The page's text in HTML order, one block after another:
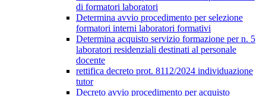
di formatori laboratori
Determina avvio procedimento per selezione
formatori interni laboratori formativi
Determina acquisto servizio formazione per n. 5
laboratori residenziali destinati al personale
docente
rettifica decreto prot. 8112/2024 individuazione
tutor
Decreto avvio procedimento per acquisto